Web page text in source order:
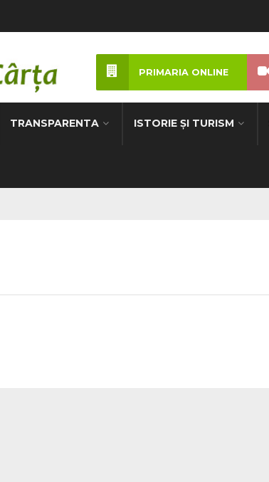
TRANSPARENTA ISTORIE ȘI TURISM
PRIMARIA ONLINE